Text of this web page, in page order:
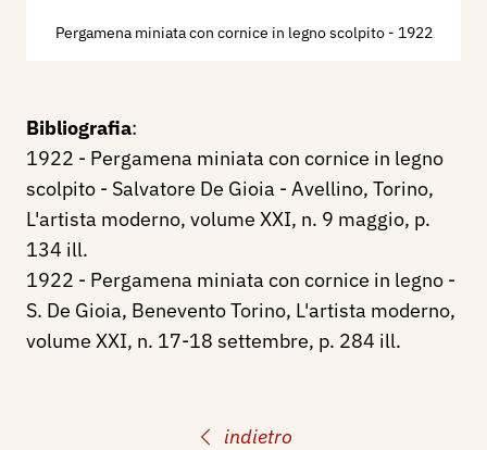
indietro
Pergamena miniata con cornice in legno scolpito - 1922
Bibliografia:
1922 - Pergamena miniata con cornice in legno
scolpito - Salvatore De Gioia - Avellino, Torino,
L'artista moderno, volume XXI, n. 9 maggio, p.
134 ill.
1922 - Pergamena miniata con cornice in legno -
S. De Gioia, Benevento Torino, L'artista moderno,
volume XXI, n. 17-18 settembre, p. 284 ill.